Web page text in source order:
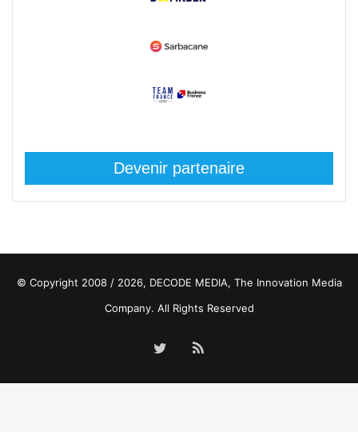
Devenir partenaire
© Copyright 2008 / 2026, DECODE MEDIA, The Innovation Media
Company. All Rights Reserved
TwitterRSS